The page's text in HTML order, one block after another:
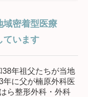
域密着型医療
ています
年祖父たちが当地
年に父が楠原外科医
ら整形外科・外科